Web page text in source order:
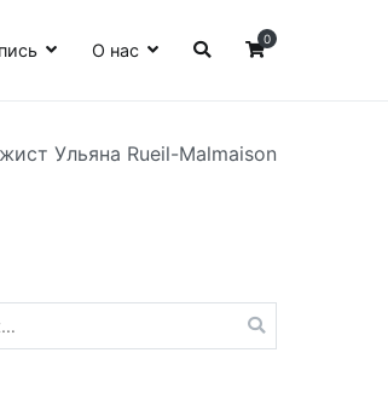
О нас
0
Ульяна Rueil-Malmaison